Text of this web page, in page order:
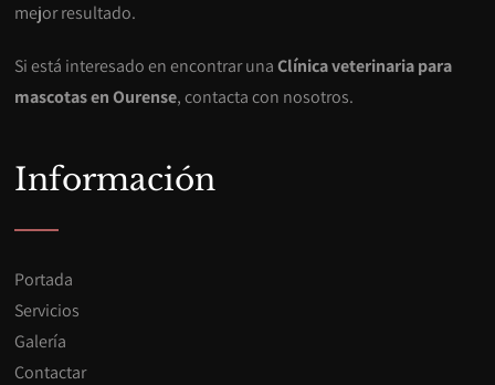
mejor resultado.
Si está interesado en encontrar unaClínica veterinaria para
mascotas en Ourense, contacta con nosotros.
Información
Portada
Servicios
Galería
Contactar